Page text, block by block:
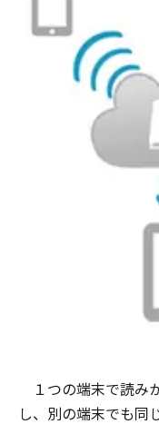
１つの端末で読み
し、別の端末でも同